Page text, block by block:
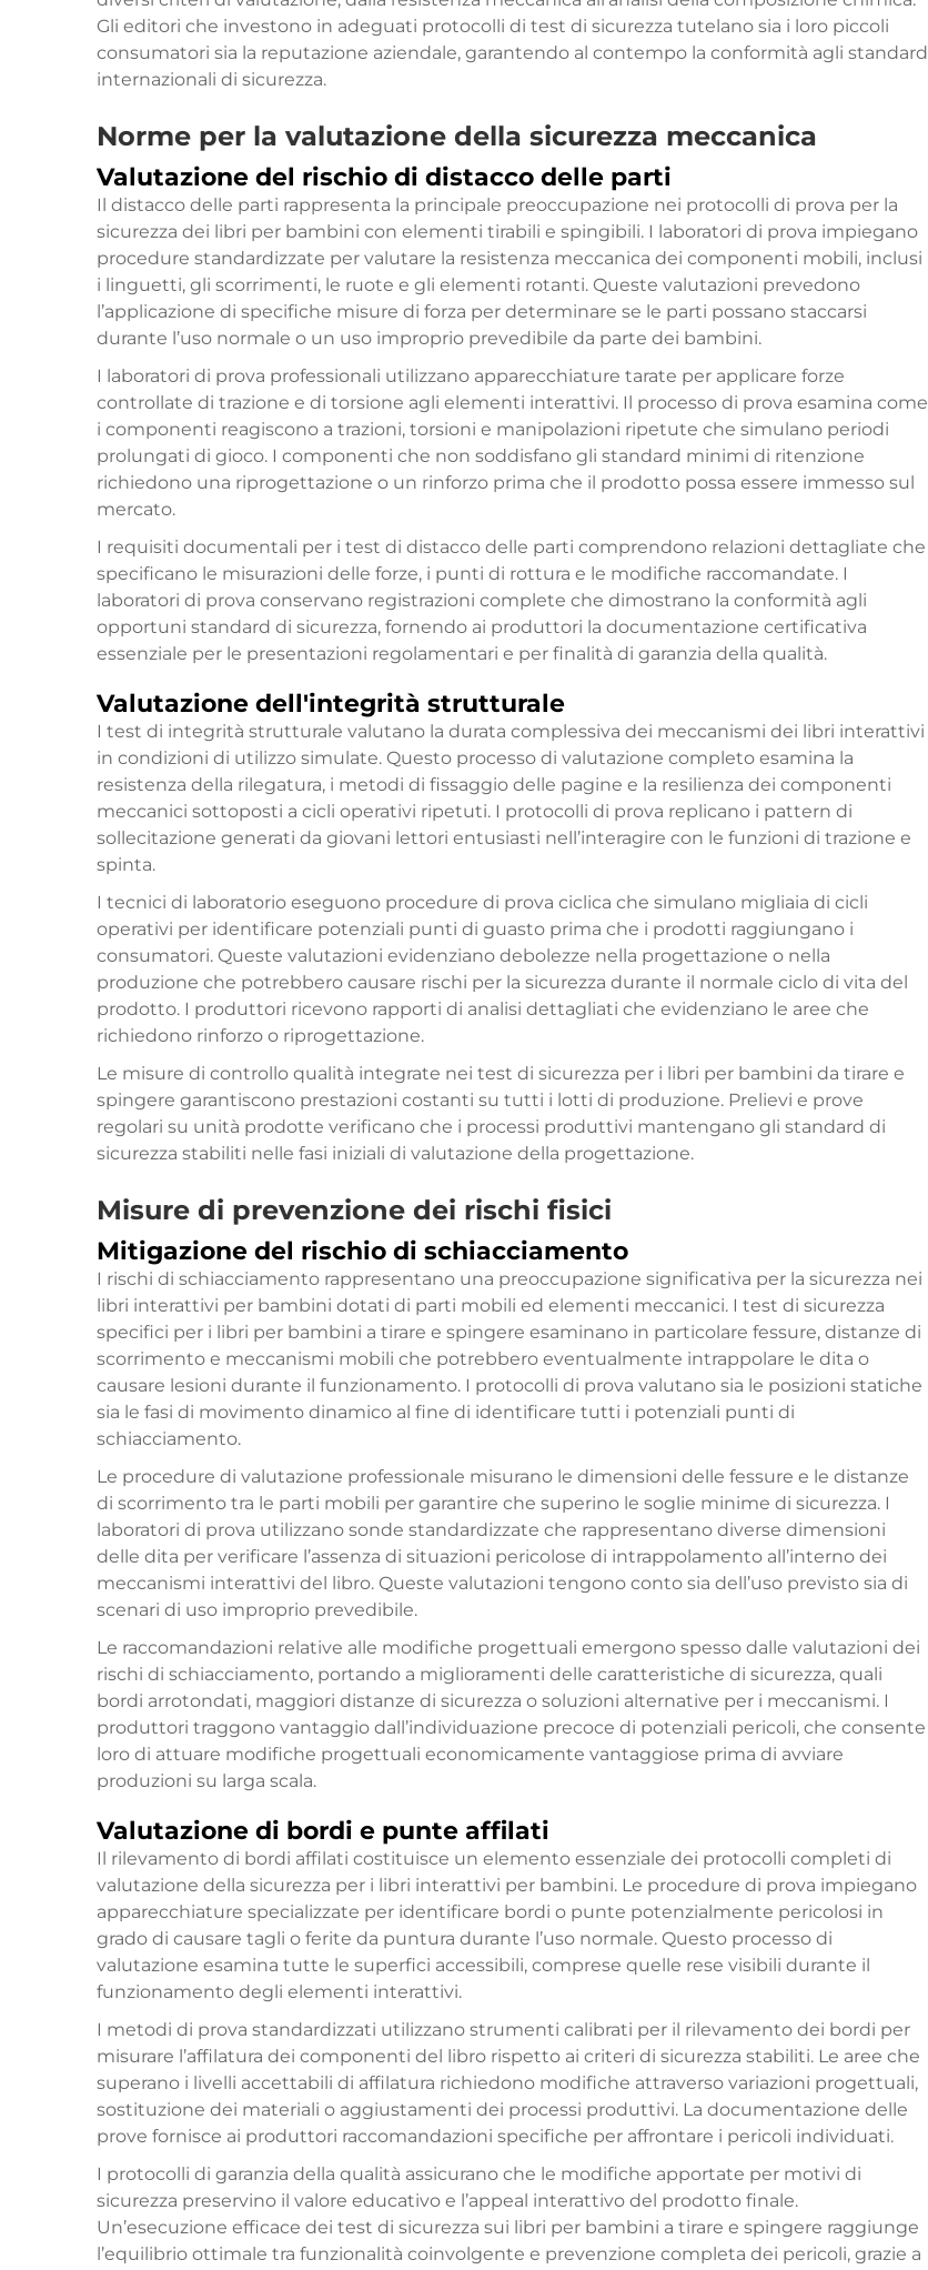
Gli editori che investono in adeguati protocolli di test di sicurezza tutelano sia i loro piccoli
consumatori sia la reputazione aziendale, garantendo al contempo la conformità agli standard
internazionali di sicurezza.
Norme per la valutazione della sicurezza meccanica
Valutazione del rischio di distacco delle parti
Il distacco delle parti rappresenta la principale preoccupazione nei protocolli di prova per la
sicurezza dei libri per bambini con elementi tirabili e spingibili. I laboratori di prova impiegano
procedure standardizzate per valutare la resistenza meccanica dei componenti mobili, inclusi
i linguetti, gli scorrimenti, le ruote e gli elementi rotanti. Queste valutazioni prevedono
l’applicazione di specifiche misure di forza per determinare se le parti possano staccarsi
durante l’uso normale o un uso improprio prevedibile da parte dei bambini.
I laboratori di prova professionali utilizzano apparecchiature tarate per applicare forze
controllate di trazione e di torsione agli elementi interattivi. Il processo di prova esamina come
i componenti reagiscono a trazioni, torsioni e manipolazioni ripetute che simulano periodi
prolungati di gioco. I componenti che non soddisfano gli standard minimi di ritenzione
richiedono una riprogettazione o un rinforzo prima che il prodotto possa essere immesso sul
mercato.
I requisiti documentali per i test di distacco delle parti comprendono relazioni dettagliate che
specificano le misurazioni delle forze, i punti di rottura e le modifiche raccomandate. I
laboratori di prova conservano registrazioni complete che dimostrano la conformità agli
opportuni standard di sicurezza, fornendo ai produttori la documentazione certificativa
essenziale per le presentazioni regolamentari e per finalità di garanzia della qualità.
Valutazione dell'integrità strutturale
I test di integrità strutturale valutano la durata complessiva dei meccanismi dei libri interattivi
in condizioni di utilizzo simulate. Questo processo di valutazione completo esamina la
resistenza della rilegatura, i metodi di fissaggio delle pagine e la resilienza dei componenti
meccanici sottoposti a cicli operativi ripetuti. I protocolli di prova replicano i pattern di
sollecitazione generati da giovani lettori entusiasti nell’interagire con le funzioni di trazione e
spinta.
I tecnici di laboratorio eseguono procedure di prova ciclica che simulano migliaia di cicli
operativi per identificare potenziali punti di guasto prima che i prodotti raggiungano i
consumatori. Queste valutazioni evidenziano debolezze nella progettazione o nella
produzione che potrebbero causare rischi per la sicurezza durante il normale ciclo di vita del
prodotto. I produttori ricevono rapporti di analisi dettagliati che evidenziano le aree che
richiedono rinforzo o riprogettazione.
Le misure di controllo qualità integrate nei test di sicurezza per i libri per bambini da tirare e
spingere garantiscono prestazioni costanti su tutti i lotti di produzione. Prelievi e prove
regolari su unità prodotte verificano che i processi produttivi mantengano gli standard di
sicurezza stabiliti nelle fasi iniziali di valutazione della progettazione.
Misure di prevenzione dei rischi fisici
Mitigazione del rischio di schiacciamento
I rischi di schiacciamento rappresentano una preoccupazione significativa per la sicurezza nei
libri interattivi per bambini dotati di parti mobili ed elementi meccanici. I test di sicurezza
specifici per i libri per bambini a tirare e spingere esaminano in particolare fessure, distanze di
scorrimento e meccanismi mobili che potrebbero eventualmente intrappolare le dita o
causare lesioni durante il funzionamento. I protocolli di prova valutano sia le posizioni statiche
sia le fasi di movimento dinamico al fine di identificare tutti i potenziali punti di
schiacciamento.
Le procedure di valutazione professionale misurano le dimensioni delle fessure e le distanze
di scorrimento tra le parti mobili per garantire che superino le soglie minime di sicurezza. I
laboratori di prova utilizzano sonde standardizzate che rappresentano diverse dimensioni
delle dita per verificare l’assenza di situazioni pericolose di intrappolamento all’interno dei
meccanismi interattivi del libro. Queste valutazioni tengono conto sia dell’uso previsto sia di
scenari di uso improprio prevedibile.
Le raccomandazioni relative alle modifiche progettuali emergono spesso dalle valutazioni dei
rischi di schiacciamento, portando a miglioramenti delle caratteristiche di sicurezza, quali
bordi arrotondati, maggiori distanze di sicurezza o soluzioni alternative per i meccanismi. I
produttori traggono vantaggio dall’individuazione precoce di potenziali pericoli, che consente
loro di attuare modifiche progettuali economicamente vantaggiose prima di avviare
produzioni su larga scala.
Valutazione di bordi e punte affilati
Il rilevamento di bordi affilati costituisce un elemento essenziale dei protocolli completi di
valutazione della sicurezza per i libri interattivi per bambini. Le procedure di prova impiegano
apparecchiature specializzate per identificare bordi o punte potenzialmente pericolosi in
grado di causare tagli o ferite da puntura durante l’uso normale. Questo processo di
valutazione esamina tutte le superfici accessibili, comprese quelle rese visibili durante il
funzionamento degli elementi interattivi.
I metodi di prova standardizzati utilizzano strumenti calibrati per il rilevamento dei bordi per
misurare l’affilatura dei componenti del libro rispetto ai criteri di sicurezza stabiliti. Le aree che
superano i livelli accettabili di affilatura richiedono modifiche attraverso variazioni progettuali,
sostituzione dei materiali o aggiustamenti dei processi produttivi. La documentazione delle
prove fornisce ai produttori raccomandazioni specifiche per affrontare i pericoli individuati.
I protocolli di garanzia della qualità assicurano che le modifiche apportate per motivi di
sicurezza preservino il valore educativo e l’appeal interattivo del prodotto finale.
Un’esecuzione efficace dei test di sicurezza sui libri per bambini a tirare e spingere raggiunge
l’equilibrio ottimale tra funzionalità coinvolgente e prevenzione completa dei pericoli, grazie a